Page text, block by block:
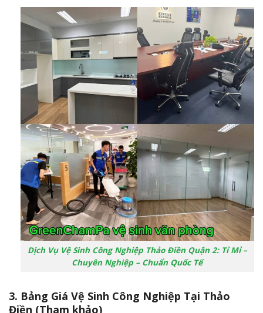
Dịch Vụ Vệ Sinh Công Nghiệp Thảo Điền Quận 2: Tỉ Mỉ –
Chuyên Nghiệp – Chuẩn Quốc Tế
3. Bảng Giá Vệ Sinh Công Nghiệp Tại Thảo
Điền (Tham khảo)